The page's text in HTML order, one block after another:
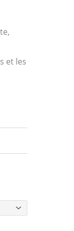
et les